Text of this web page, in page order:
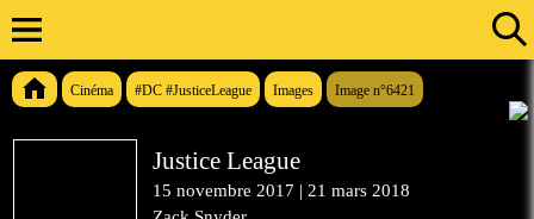
Cinéma #DC #JusticeLeague Images Image n°6421
Justice League
15 novembre 2017 | 21 mars 2018